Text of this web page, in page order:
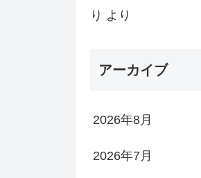
り より
アーカイブ
2026年8月
2026年7月